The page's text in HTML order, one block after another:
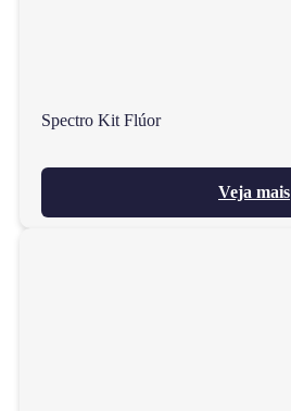
Spectro Kit Flúor
Veja mais